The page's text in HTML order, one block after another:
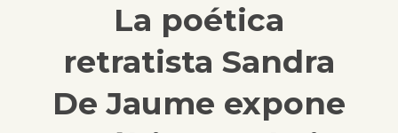
La poética
retratista Sandra
De Jaume expone